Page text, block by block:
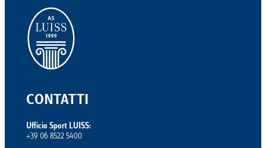
CONTATTI
Ufficio Sport LUISS:
+39 06 8522 5400